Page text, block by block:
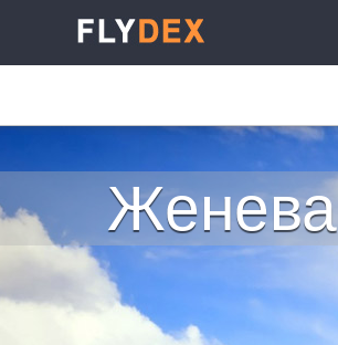
Женева